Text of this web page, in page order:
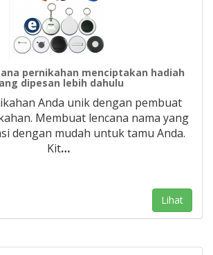
pernikahan menciptakan hadiah
dipesan lebih dahulu
Anda unik dengan pembuat
Membuat lencana nama yang
dengan mudah untuk tamu Anda.
Kit…
Lihat